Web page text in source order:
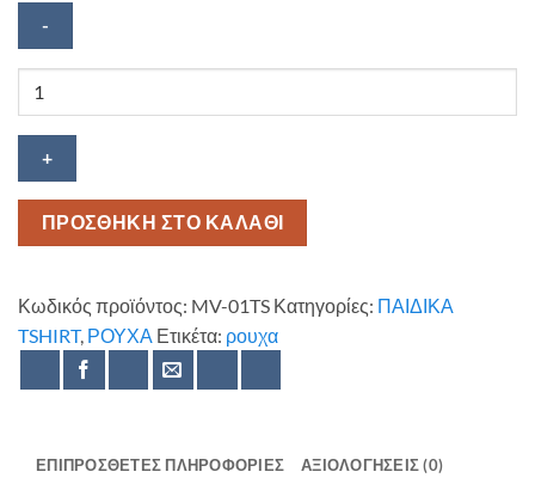
Vice
ποσότητα
ΠΡΟΣΘΗΚΗ ΣΤΟ ΚΑΛΑΘΙ
Κωδικός προϊόντος: MV-01TS Κατηγορίες: ΠΑΙΔΙΚΑ
TSHIRT, ΡΟΥΧΑ Ετικέτα: ρουχα
ΕΠΙΠΡΌΣΘΕΤΕΣ ΠΛΗΡΟΦΟΡΊΕΣ ΑΞΙΟΛΟΓΉΣΕΙΣ (0)